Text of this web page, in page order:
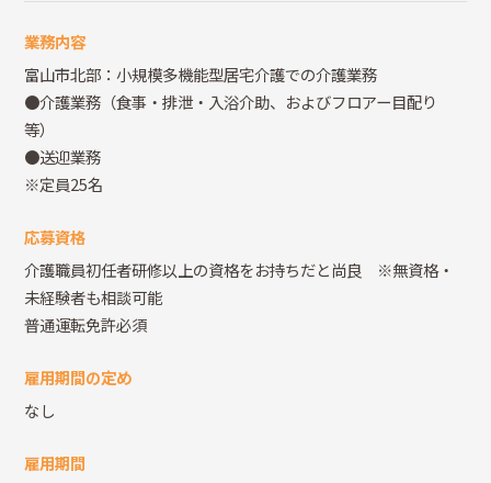
業務内容
富山市北部：小規模多機能型居宅介護での介護業務
●介護業務（食事・排泄・入浴介助、およびフロアー目配り
等）
●送迎業務
※定員25名
応募資格
介護職員初任者研修以上の資格をお持ちだと尚良 ※無資格・
未経験者も相談可能
普通運転免許必須
雇用期間の定め
なし
雇用期間